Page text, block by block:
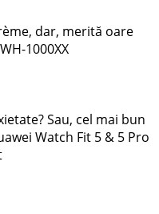
dar, merită oare
1000XX
Sau, cel mai bun
Watch Fit 5 & 5 Pro